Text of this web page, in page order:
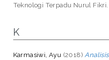
Teknologi Terpadu Nurul Fikri.
K
Karmasiwi, Ayu (2018)